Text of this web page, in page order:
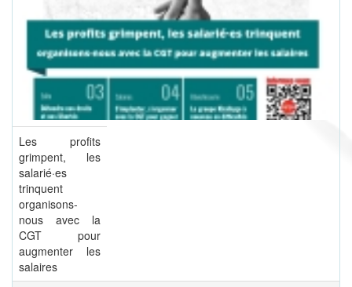
Les profits
grimpent, les
salarié·es
trinquent
organisons-
nous avec la
CGT pour
augmenter les
salaires